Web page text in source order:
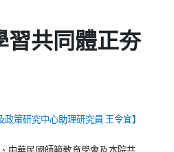
習共同體正夯
政策研究中心助理研究員 王令宜】